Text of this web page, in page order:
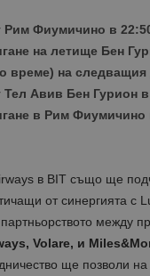
Рим Фиумичино в
на летище Бен
време) на следващия
Тел Авив Бен Гурион
в Рим Фиумичино
в BIT също ще
от синергията с
между
Volare, и
ще позволи